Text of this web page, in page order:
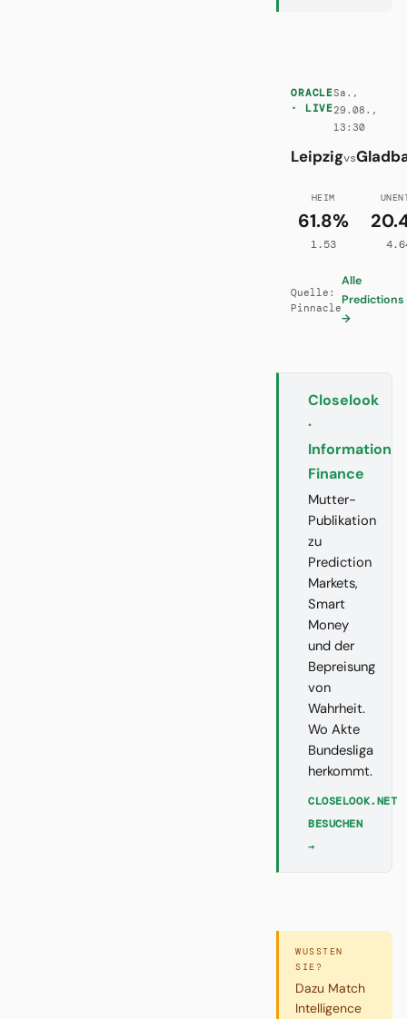
ORACLE
· LIVE
Sa.,
29.08.,
13:30
Leipzigvs
HEIM
61.8%
1.53
Quelle:
Pinnacle
Alle
Predictions
→
Closelook
·
Information
Finance
Mutter-
Publikation
zu
Prediction
Markets,
Smart
Money
und der
Bepreisung
von
Wahrheit.
Wo Akte
Bundesliga
herkommt.
CLOSELOOK.NET
BESUCHEN
→
WUSSTEN
SIE?
Dazu Match
Intelligence